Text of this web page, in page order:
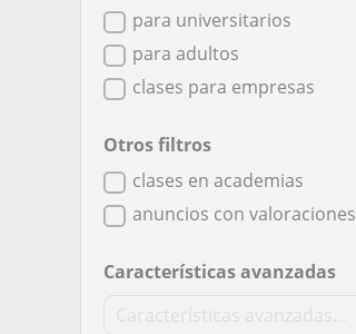
para universitarios
para adultos
clases para empresas
Otros filtros
clases en academias
anuncios con valoraciones
Características avanzadas